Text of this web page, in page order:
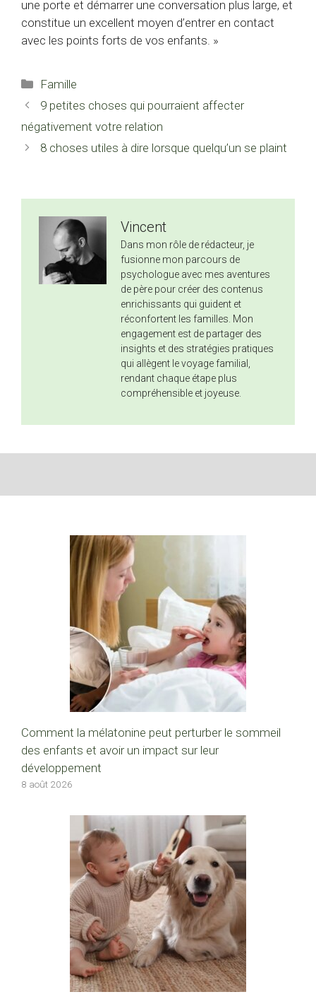
une porte et démarrer une conversation plus large, et
constitue un excellent moyen d’entrer en contact
avec les points forts de vos enfants. »
Catégories
Famille
9 petites choses qui pourraient affecter
négativement votre relation
8 choses utiles à dire lorsque quelqu’un se plaint
Vincent
Dans mon rôle de rédacteur, je
fusionne mon parcours de
psychologue avec mes aventures
de père pour créer des contenus
enrichissants qui guident et
réconfortent les familles. Mon
engagement est de partager des
insights et des stratégies pratiques
qui allègent le voyage familial,
rendant chaque étape plus
compréhensible et joyeuse.
Comment la mélatonine peut perturber le sommeil
des enfants et avoir un impact sur leur
développement
8 août 2026